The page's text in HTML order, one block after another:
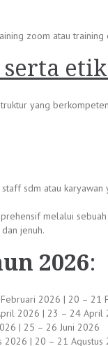
zoom atau
yang
sdm atau
melalui
jenuh.
2026:
2026 | 20 – 21
2026 | 23 – 24 April
| 25 – 26 Juni 2026
2026 | 20 – 21 Agustus